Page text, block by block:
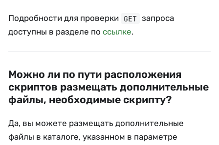
Подробности для проверки GET запроса
доступны в разделе по ссылке.
Можно ли по пyти расположения
скриптов размещать дополнительные
файлы, необходимые скрипту?
Да, вы можете размещать дополнительные
файлы в каталоге, указанном в параметре